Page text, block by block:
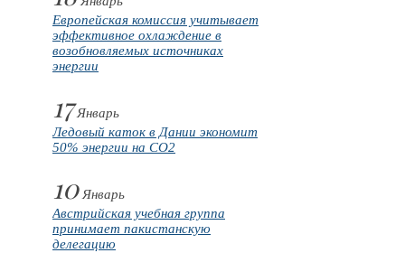
Европейская комиссия учитывает
эффективное охлаждение в
возобновляемых источниках
энергии
17Январь
Ледовый каток в Дании экономит
50% энергии на CO2
10Январь
Австрийская учебная группа
принимает пакистанскую
делегацию